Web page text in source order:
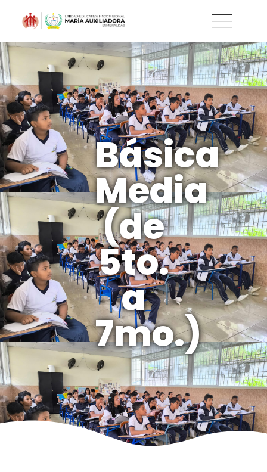
Básica
Media
(de
5to.
a
7mo.)